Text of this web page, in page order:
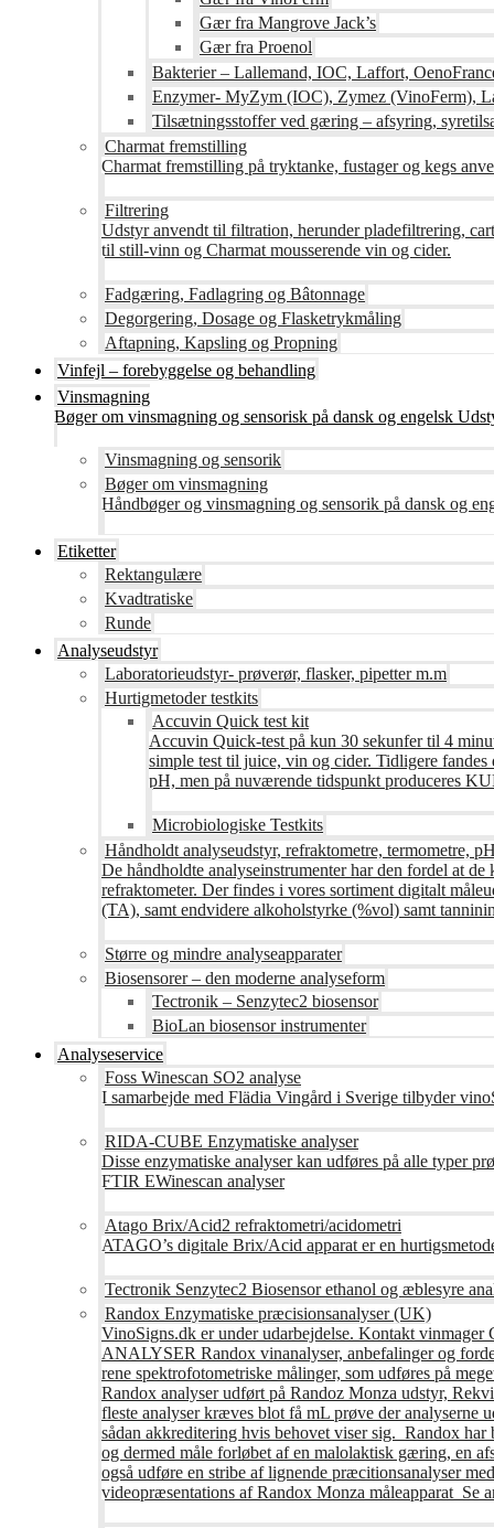
Gær fra Mangrove Jack’s
Gær fra Proenol
Bakterier – Lallemand, IOC, Laffort,
Enzymer- MyZym (IOC), Zymez (VinoFerm),
Tilsætningsstoffer ved gæring – afsyring,
Charmat fremstilling
Charmat fremstilling på tryktanke, fustager og kegs
Filtrering
Udstyr anvendt til filtration, herunder pladefiltrering,
til still-vinn og Charmat mousserende vin og cider.
Fadgæring, Fadlagring og Bâtonnage
Degorgering, Dosage og Flasketrykmåling
Aftapning, Kapsling og Propning
Vinfejl – forebyggelse og behandling
Vinsmagning
Bøger om vinsmagning og sensorisk på dansk og engelsk
Vinsmagning og sensorik
Bøger om vinsmagning
Håndbøger og vinsmagning og sensorik på dansk og
Etiketter
Rektangulære
Kvadtratiske
Runde
Analyseudstyr
Laboratorieudstyr- prøverør, flasker, pipetter m.m
Hurtigmetoder testkits
Accuvin Quick test kit
Accuvin Quick-test på kun 30 sekunfer til 4
simple test til juice, vin og cider. Tidligere
pH, men på nuværende tidspunkt produceres
Microbiologiske Testkits
Håndholdt analyseudstyr, refraktometre, termometre,
De håndholdte analyseinstrumenter har den fordel at
refraktometer. Der findes i vores sortiment digitalt
(TA), samt endvidere alkoholstyrke (%vol) samt
Større og mindre analyseapparater
Biosensorer – den moderne analyseform
Tectronik – Senzytec2 biosensor
BioLan biosensor instrumenter
Analyseservice
Foss Winescan SO2 analyse
I samarbejde med Flädia Vingård i Sverige tilbyder
RIDA-CUBE Enzymatiske analyser
Disse enzymatiske analyser kan udføres på alle typer
FTIR EWinescan analyser
Atago Brix/Acid2 refraktometri/acidometri
ATAGO’s digitale Brix/Acid apparat er en
Tectronik Senzytec2 Biosensor ethanol og æblesyre
Randox Enzymatiske præcisionsanalyser (UK)
VinoSigns.dk er under udarbejdelse. Kontakt
ANALYSER Randox vinanalyser, anbefalinger og
rene spektrofotometriske målinger, som udføres på
Randox analyser udført på Randoz Monza udstyr,
fleste analyser kræves blot få mL prøve der analyserne
sådan akkreditering hvis behovet viser sig. Randox
og dermed måle forløbet af en malolaktisk gæring, en
også udføre en stribe af lignende præcitionsanalyser
videopræsentations af Randox Monza måleapparat